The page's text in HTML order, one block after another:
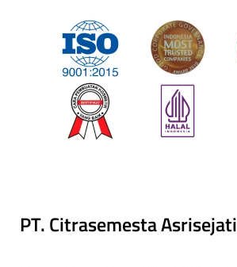
PT. Citrasemesta Asrisejati